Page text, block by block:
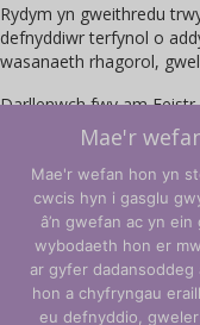
Rydym yn gweithredu
defnyddiwr terfynol o
wasanaeth rhagorol,
Darllenwch fwy am
Maint
UniSA
Masters
Credit
Registration
Ychwanegu at y drol
Yn ôl i'r Siop
Mae'r
Mae'r wefan hon yn
cwcis hyn i gasglu
â’n gwefan ac yn
wybodaeth hon er
ar gyfer
hon a chyfryngau
eu defnyddio,